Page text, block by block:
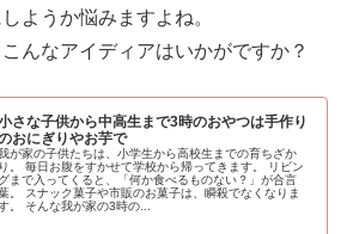
ようか悩みますよね。
んなアイディアはいかがですか？
さな子供から中高生まで3時のおやつは手作り
おにぎりやお芋で
が家の子供たちは、小学生から高校生までの育ちざか
り。 毎日お腹をすかせて学校から帰ってきます。 リビン
グまで入ってくると、「何か食べるものない？」が合言
。 スナック菓子や市販のお菓子は、瞬殺でなくなりま
。 そんな我が家の3時の...